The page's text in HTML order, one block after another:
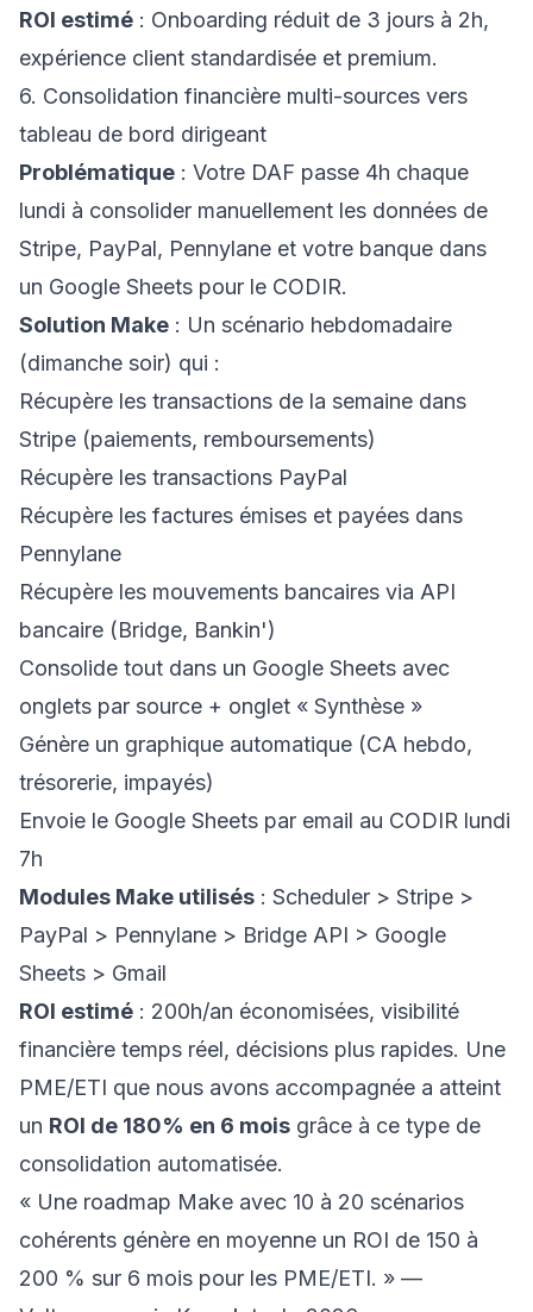
ROI estimé : Onboarding réduit de 3 jours à 2h,
expérience client standardisée et premium.
6. Consolidation financière multi-sources vers
tableau de bord dirigeant
Problématique : Votre DAF passe 4h chaque
lundi à consolider manuellement les données de
Stripe, PayPal, Pennylane et votre banque dans
un Google Sheets pour le CODIR.
Solution Make : Un scénario hebdomadaire
(dimanche soir) qui :
Récupère les transactions de la semaine dans
Stripe (paiements, remboursements)
Récupère les transactions PayPal
Récupère les factures émises et payées dans
Pennylane
Récupère les mouvements bancaires via API
bancaire (Bridge, Bankin')
Consolide tout dans un Google Sheets avec
onglets par source + onglet « Synthèse »
Génère un graphique automatique (CA hebdo,
trésorerie, impayés)
Envoie le Google Sheets par email au CODIR lundi
7h
Modules Make utilisés : Scheduler > Stripe >
PayPal > Pennylane > Bridge API > Google
Sheets > Gmail
ROI estimé : 200h/an économisées, visibilité
financière temps réel, décisions plus rapides. Une
PME/ETI que nous avons accompagnée a atteint
un ROI de 180% en 6 mois grâce à ce type de
consolidation automatisée.
« Une roadmap Make avec 10 à 20 scénarios
cohérents génère en moyenne un ROI de 150 à
200 % sur 6 mois pour les PME/ETI. » —